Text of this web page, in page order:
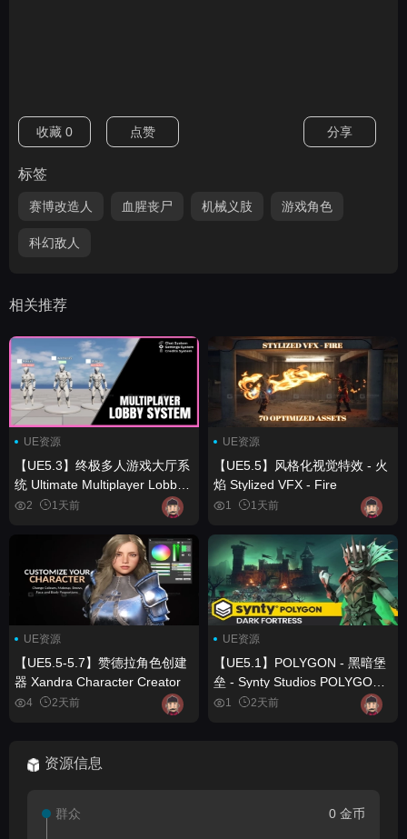
收藏 0 点赞 分享
标签
赛博改造人 血腥丧尸 机械义肢 游戏角色
科幻敌人
相关推荐
UE资源
【UE5.3】终极多人游戏大厅系
统 Ultimate Multiplayer Lobby
System
2 1天前
UE资源
【UE5.5】风格化视觉特效 - 火
焰 Stylized VFX - Fire
1 1天前
UE资源
【UE5.5-5.7】赞德拉角色创建
器 Xandra Character Creator
4 2天前
UE资源
【UE5.1】POLYGON - 黑暗堡
垒 - Synty Studios POLYGON -
Dark Fortress - Synty Studios
1 2天前
资源信息
群众 0 金币